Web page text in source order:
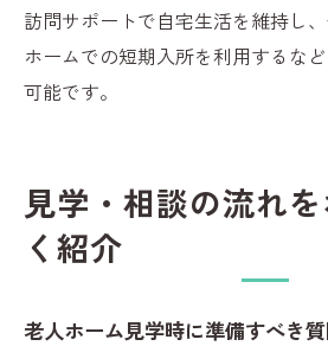
訪問サポートで自宅生活を維持し
ホームでの短期入所を利用するな
可能です。
見学・相談の流れ
く紹介
老人ホーム見学時に準備すべき